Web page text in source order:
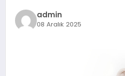
YAŞAMadmin
08 Aralık 2025